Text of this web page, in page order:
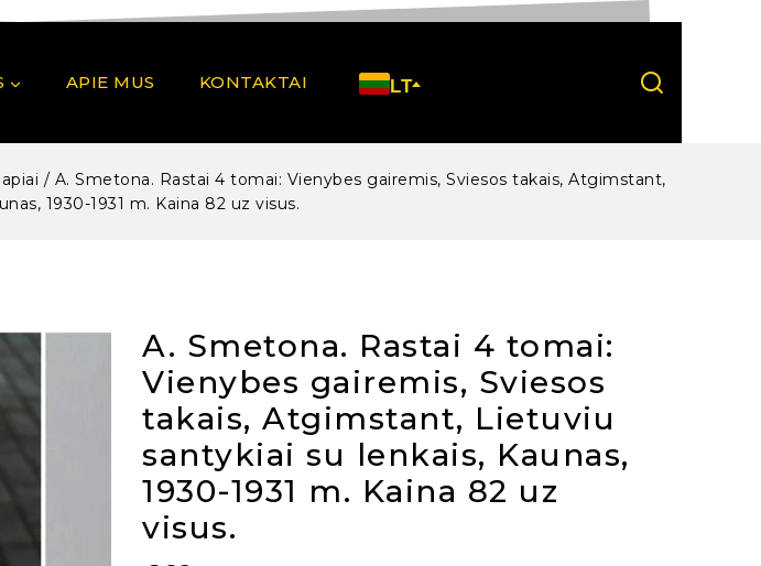
APIE MUS KONTAKTAI LT
/ A. Smetona. Rastai 4 tomai: Vienybes gairemis, Sviesos takais, Atgimstant,
1930-1931 m. Kaina 82 uz visus.
A. Smetona. Rastai 4 tomai:
Vienybes gairemis, Sviesos
takais, Atgimstant, Lietuviu
santykiai su lenkais, Kaunas,
1930-1931 m. Kaina 82 uz
visus.